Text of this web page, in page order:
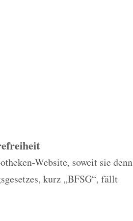
Website, soweit sie denn
kurz „BFSG“, fällt